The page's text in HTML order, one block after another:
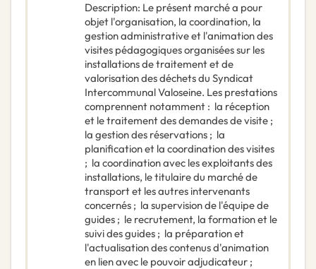
Description: Le présent marché a pour
objet l'organisation, la coordination, la
gestion administrative et l'animation des
visites pédagogiques organisées sur les
installations de traitement et de
valorisation des déchets du Syndicat
Intercommunal Valoseine. Les prestations
comprennent notamment :  la réception
et le traitement des demandes de visite ; 
la gestion des réservations ;  la
planification et la coordination des visites
;  la coordination avec les exploitants des
installations, le titulaire du marché de
transport et les autres intervenants
concernés ;  la supervision de l'équipe de
guides ;  le recrutement, la formation et le
suivi des guides ;  la préparation et
l'actualisation des contenus d'animation
en lien avec le pouvoir adjudicateur ; 